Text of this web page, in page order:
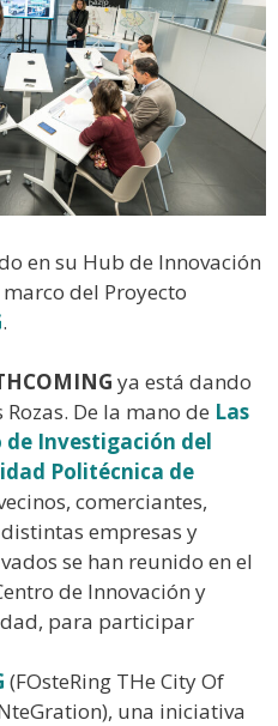
en su Hub de Innovación
del Proyecto
.
ya está dando
De la mano de Las
de Investigación del
Politécnica de
comerciantes,
empresas y
se han reunido en el
de Innovación y
para participar
(FOsteRing THe City Of
una iniciativa